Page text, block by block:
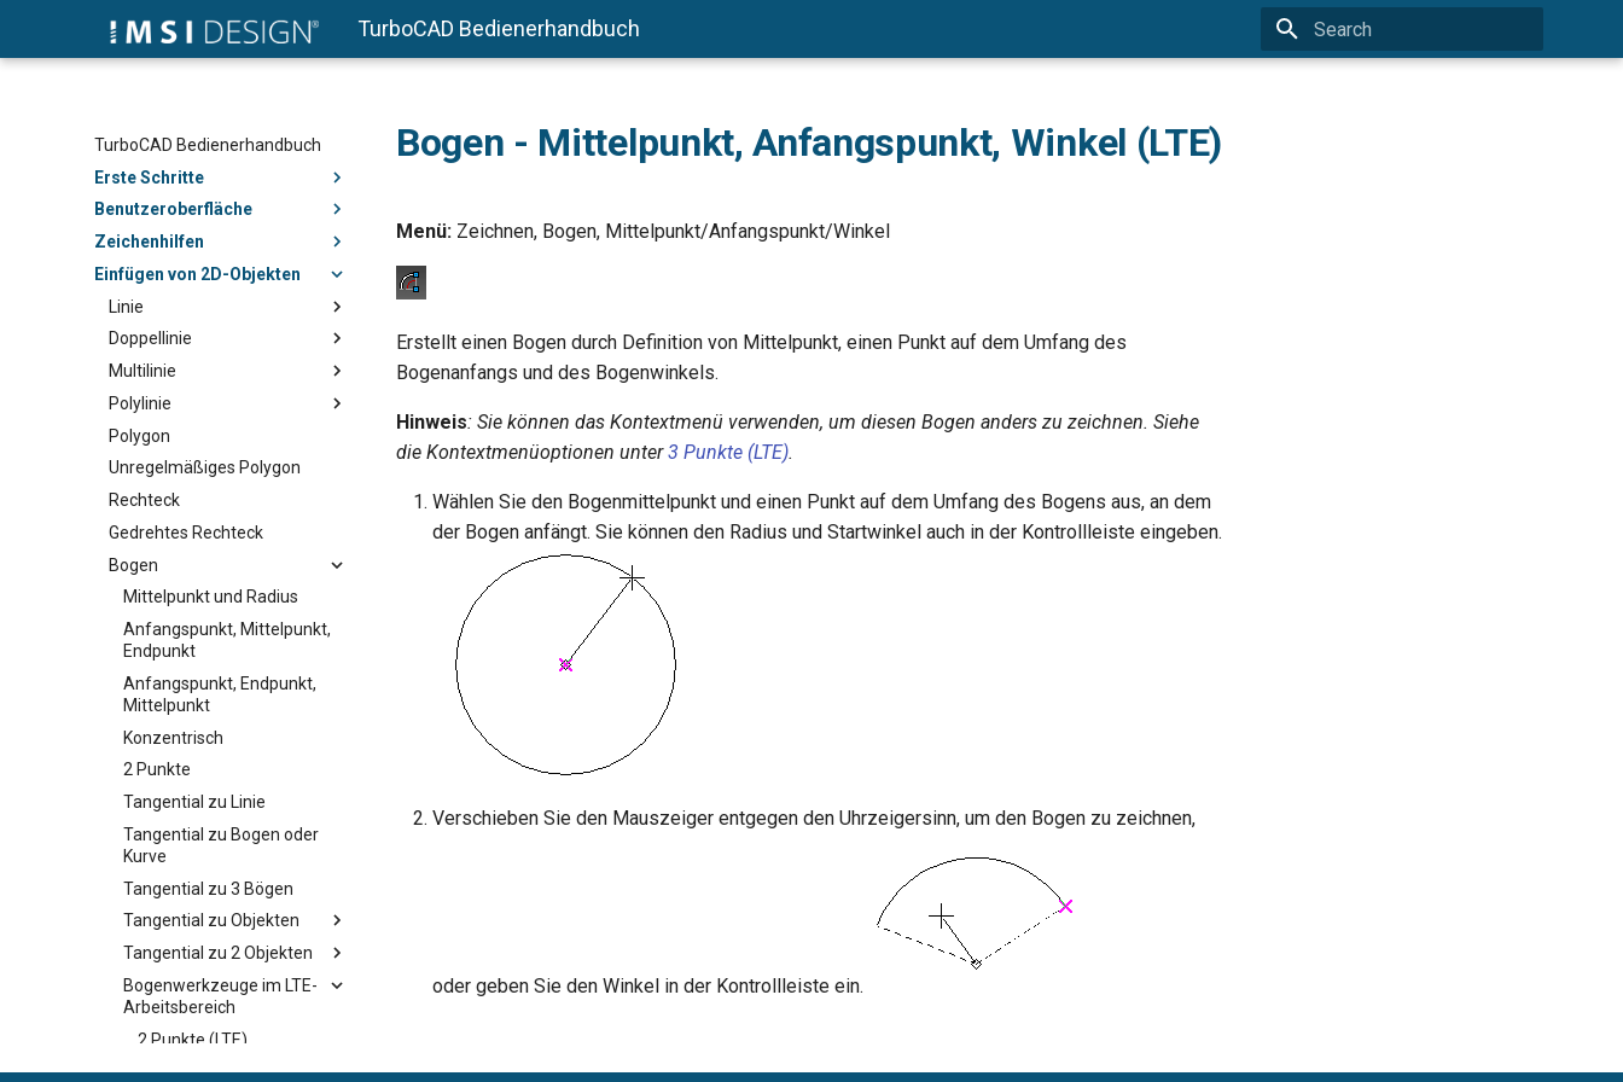
TurboCAD Bedienerhandbuch
TurboCAD Bedienerhandbuch
Erste Schritte
Benutzeroberfläche
Zeichenhilfen
Einfügen von 2D-Objekten
Linie
Doppellinie
Multilinie
Polylinie
Polygon
Unregelmäßiges Polygon
Rechteck
Gedrehtes Rechteck
Bogen
Mittelpunkt und Radius
Anfangspunkt, Mittelpunkt,
Endpunkt
Anfangspunkt, Endpunkt,
Mittelpunkt
Konzentrisch
2 Punkte
Tangential zu Linie
Tangential zu Bogen oder
Kurve
Tangential zu 3 Bögen
Tangential zu Objekten
Tangential zu 2 Objekten
Bogenwerkzeuge im LTE-
Arbeitsbereich
2 Punkte (LTE)
3 Punkte (LTE)
Bogen - Mittelpunkt, Anfangspunkt, Winkel (LTE)
Menü: Zeichnen, Bogen, Mittelpunkt/Anfangspunkt/Winkel
Erstellt einen Bogen durch Definition von Mittelpunkt, einen Punkt auf dem Umfang des
Bogenanfangs und des Bogenwinkels.
Hinweis: Sie können das Kontextmenü verwenden, um diesen Bogen anders zu zeichnen. Siehe
die Kontextmenüoptionen unter3 Punkte (LTE).
Wählen Sie den Bogenmittelpunkt und einen Punkt auf dem Umfang des Bogens aus, an dem
der Bogen anfängt. Sie können den Radius und Startwinkel auch in der Kontrollleiste eingeben.
Verschieben Sie den Mauszeiger entgegen den Uhrzeigersinn, um den Bogen zu zeichnen,
oder geben Sie den Winkel in der Kontrollleiste ein.